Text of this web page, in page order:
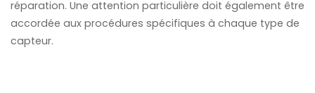
réparation. Une attention particulière doit également être
accordée aux procédures spécifiques à chaque type de
capteur.